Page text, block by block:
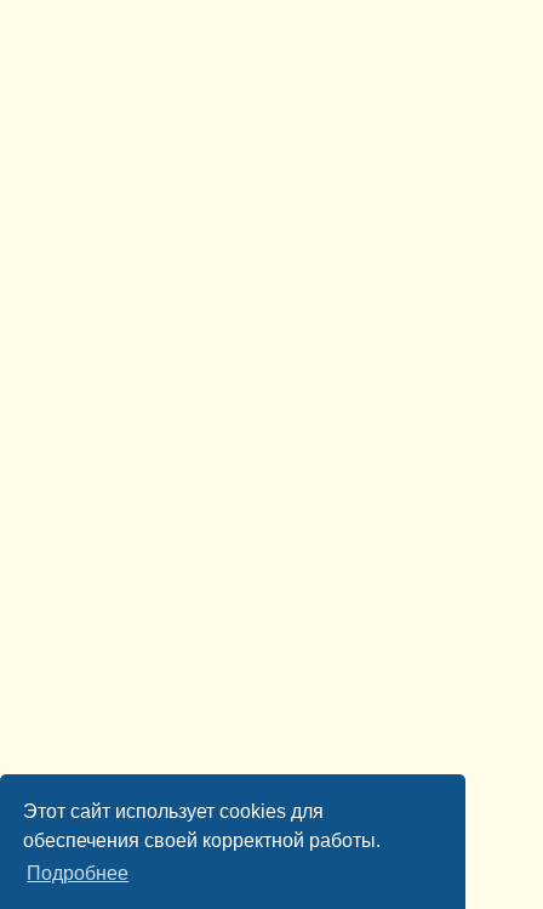
Этот сайт использует cookies для
обеспечения своей корректной работы.
Подробнее